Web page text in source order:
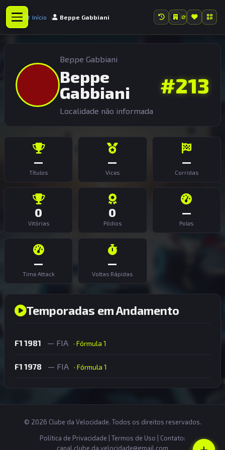
Início Beppe Gabbiani
Beppe Gabbiani
Beppe
Gabbiani
Localidade não informada
#213
—
Títulos
—
Vices
—
Corridas
0
Vitórias
0
Pódios
—
Poles
—
Time Attack
—
Voltas Rápidas
Temporadas em Andamento
F1 1981 — FIA · Fórmula 1
F1 1978 — FIA · Fórmula 1
© 2026 Clube da Velocidade. Todos os direitos reservados.
Política de Privacidade
Termos de Uso | Contato:
canal.clube.da.velocidade@gmail.com